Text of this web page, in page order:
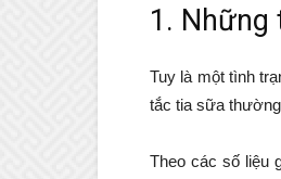
1. Những
Tuy là một tình
tắc tia sữa
Theo các số liệu